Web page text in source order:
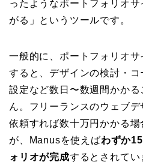
ったようなポートフォリオ
がる」というツールです。
一般的に、ポートフォリオ
すると、デザインの検討・
設定など数日〜数週間かか
ん。フリーランスのウェブ
依頼すれば数十万円かかる
が、Manusを使えばわずか
ォリオが完成するとされて